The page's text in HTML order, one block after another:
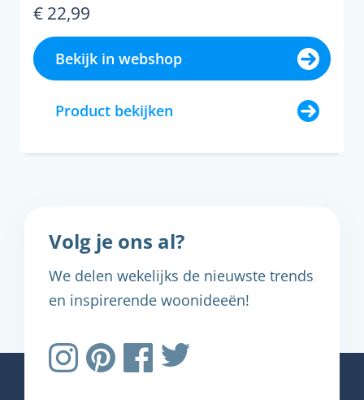
€ 22,99
Bekijk in webshop
Product bekijken
Volg je ons al?
We delen wekelijks de nieuwste trends
en inspirerende woonideeën!